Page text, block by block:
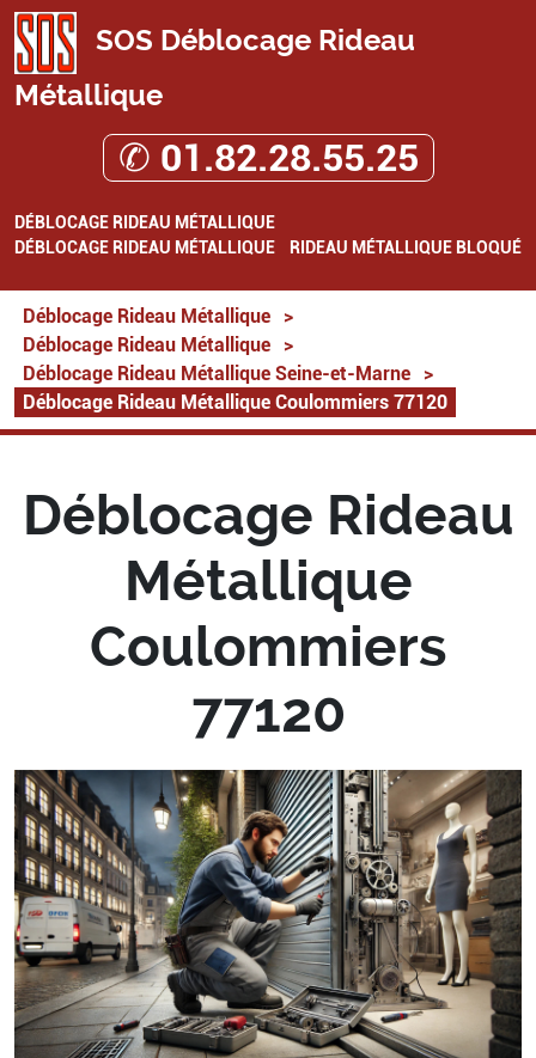
SOS Déblocage Rideau
Métallique
✆ 01.82.28.55.25
DÉBLOCAGE RIDEAU MÉTALLIQUE
DÉBLOCAGE RIDEAU MÉTALLIQUE
RIDEAU MÉTALLIQUE BLOQUÉ
Déblocage Rideau Métallique
>
Déblocage Rideau Métallique
>
Déblocage Rideau Métallique Seine-et-Marne
>
Déblocage Rideau Métallique Coulommiers 77120
Déblocage Rideau
Métallique
Coulommiers
77120